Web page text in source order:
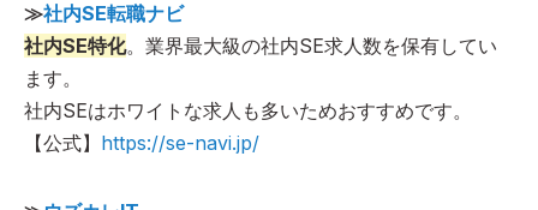
≫社内SE転職ナビ
社内SE特化。業界最大級の社内SE求人数を保有してい
ます。
社内SEはホワイトな求人も多いためおすすめです。
【公式】 https://se-navi.jp/